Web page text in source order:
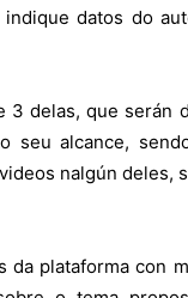
datos do
3 delas, que serán
seu alcance,
nalgún deles,
plataforma con